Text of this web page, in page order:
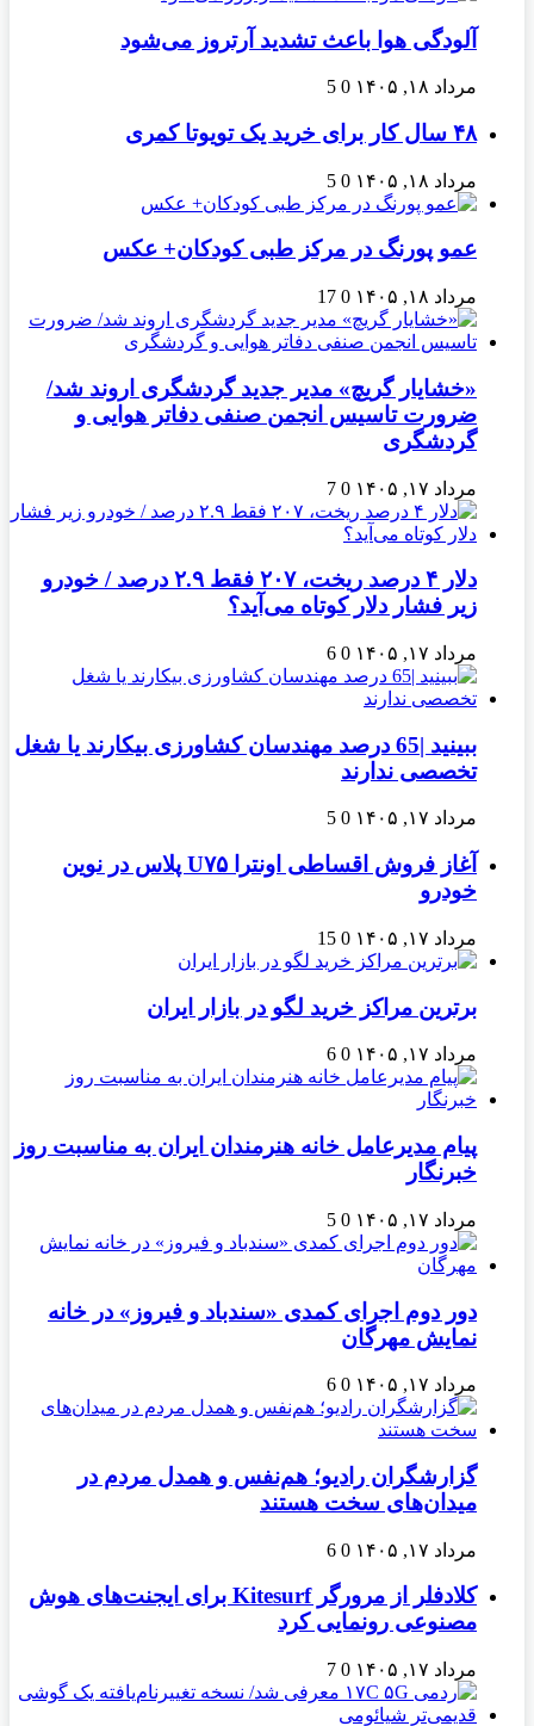
آلودگی هوا باعث تشدید آرتروز می‌شود
مرداد ۱۸, ۱۴۰۵ 0
5
۴۸ سال کار برای خرید یک تویوتا کمری
مرداد ۱۸, ۱۴۰۵ 0
5
عمو پورنگ در مرکز طبی کودکان+ عکس
مرداد ۱۸, ۱۴۰۵ 0
17
«خشایار گریچ» مدیر جدید گردشگری اروند شد/
ضرورت تاسیس انجمن صنفی دفاتر هوایی و
گردشگری
مرداد ۱۷, ۱۴۰۵ 0
7
دلار ۴ درصد ریخت، ۲۰۷ فقط ۲.۹ درصد / خودرو
زیر فشار دلار کوتاه می‌آید؟
مرداد ۱۷, ۱۴۰۵ 0
6
ببینید |65 درصد مهندسان کشاورزی بیکارند یا شغل
تخصصی ندارند
مرداد ۱۷, ۱۴۰۵ 0
5
آغاز فروش اقساطی اونترا U۷۵ پلاس در نوین
خودرو
مرداد ۱۷, ۱۴۰۵ 0
15
برترین مراکز خرید لگو در بازار ایران
مرداد ۱۷, ۱۴۰۵ 0
6
پیام مدیرعامل خانه هنرمندان ایران به مناسبت روز
خبرنگار
مرداد ۱۷, ۱۴۰۵ 0
5
دور دوم اجرای کمدی «سندباد و فیروز» در خانه
نمایش مهرگان
مرداد ۱۷, ۱۴۰۵ 0
6
گزارشگران رادیو؛ هم‌نفس و همدل مردم در
میدان‌های سخت هستند
مرداد ۱۷, ۱۴۰۵ 0
6
کلادفلر از مرورگر Kitesurf برای ایجنت‌های هوش
مصنوعی رونمایی کرد
مرداد ۱۷, ۱۴۰۵ 0
7